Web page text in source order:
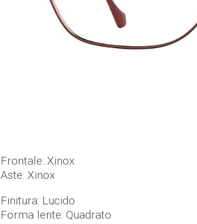
Frontale: Xinox
Aste: Xinox
Finitura: Lucido
Forma lente: Quadrato